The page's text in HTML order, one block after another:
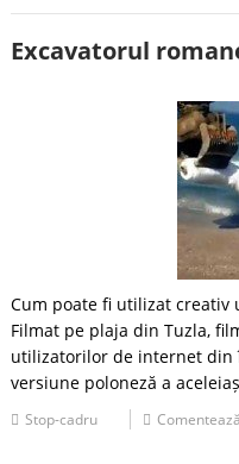
Excavatorul
Cum poate fi utilizat creativ
Filmat pe plaja din Tuzla,
utilizatorilor de internet din
versiune poloneză a
Stop-cadru Comentează